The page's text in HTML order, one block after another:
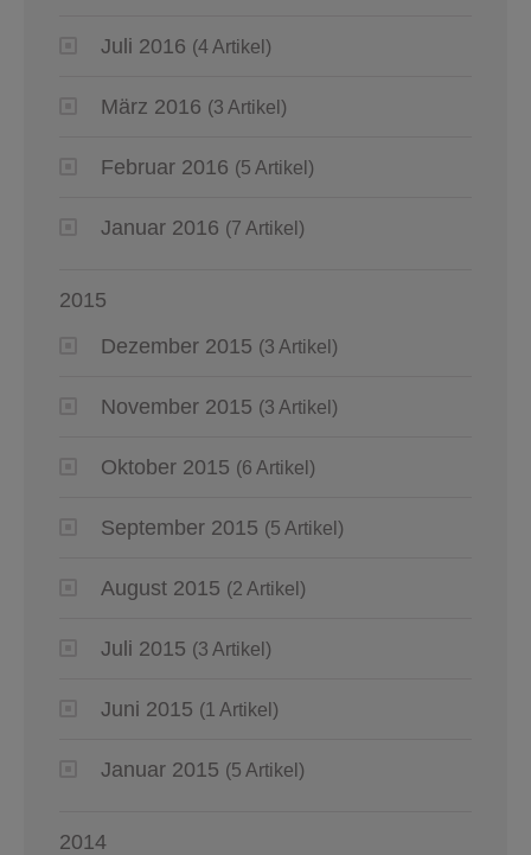
Juli 2016 (4 Artikel)
März 2016 (3 Artikel)
Februar 2016 (5 Artikel)
Januar 2016 (7 Artikel)
2015
Dezember 2015 (3 Artikel)
November 2015 (3 Artikel)
Oktober 2015 (6 Artikel)
September 2015 (5 Artikel)
August 2015 (2 Artikel)
Juli 2015 (3 Artikel)
Juni 2015 (1 Artikel)
Januar 2015 (5 Artikel)
2014